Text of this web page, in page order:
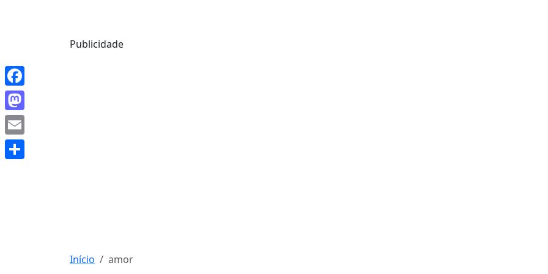
Publicidade
Início amor
Facebook
Mastodon
Email